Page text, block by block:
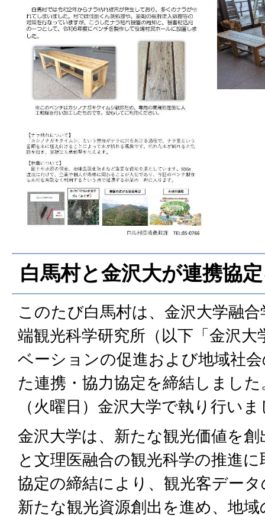
白馬村と金沢大が連携協
このたび白馬村は、金沢大学融
端観光科学研究所（以下「金沢
ベーションの促進および地域社
た連携・協力協定を締結しまし
（火曜日）金沢大学で執り行い
金沢大学は、新たな観光価値を
と文理医融合の観光科学の推進
協定の締結により、観光客デー
新たな観光資源創出を進め、地